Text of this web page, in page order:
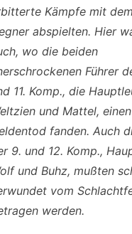
Kämpfe mit
abspielten. Hier
wo die beiden
Führer
11. Komp., die
und Mattel,
fanden. Auch
9. und 12. Komp.,
und Buhz, mußten
vom
werden.